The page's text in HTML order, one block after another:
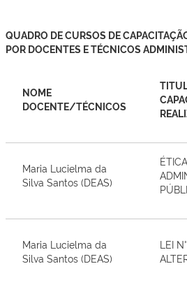
QUADRO DE CURSOS DE
POR DOCENTES E TÉCNICOS
NOME
DOCENTE/TÉCNICOS
Maria Lucielma da
Silva Santos (DEAS)
Maria Lucielma da
Silva Santos (DEAS)
LEI